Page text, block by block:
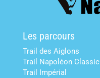
Les parcours
Trail des Aiglons
Trail Napoléon Classic
Trail Impérial